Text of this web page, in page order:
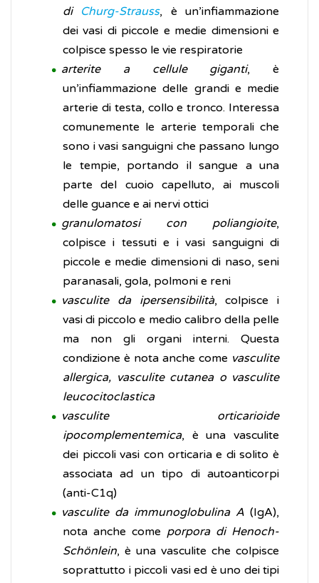
di Churg-Strauss, è un’infiammazione
dei vasi di piccole e medie dimensioni e
colpisce spesso le vie respiratorie
arterite a cellule giganti, è
un’infiammazione delle grandi e medie
arterie di testa, collo e tronco. Interessa
comunemente le arterie temporali che
sono i vasi sanguigni che passano lungo
le tempie, portando il sangue a una
parte del cuoio capelluto, ai muscoli
delle guance e ai nervi ottici
granulomatosi con poliangioite,
colpisce i tessuti e i vasi sanguigni di
piccole e medie dimensioni di naso, seni
paranasali, gola, polmoni e reni
vasculite da ipersensibilità, colpisce i
vasi di piccolo e medio calibro della pelle
ma non gli organi interni. Questa
condizione è nota anche come vasculite
allergica, vasculite cutanea o vasculite
leucocitoclastica
vasculite orticarioide
ipocomplementemica, è una vasculite
dei piccoli vasi con orticaria e di solito è
associata ad un tipo di autoanticorpi
(anti-C1q)
vasculite da immunoglobulina A (IgA),
nota anche come porpora di Henoch-
Schönlein, è una vasculite che colpisce
soprattutto i piccoli vasi ed è uno dei tipi